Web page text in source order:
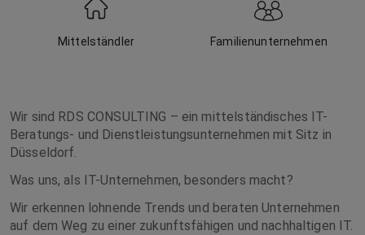
Mittelständler Familienunternehmen
Wir sind RDS CONSULTING – ein mittelständisches IT-
Beratungs- und Dienstleistungsunternehmen mit Sitz in
Düsseldorf.
Was uns, als IT-Unternehmen, besonders macht?
Wir erkennen lohnende Trends und beraten Unternehmen
auf dem Weg zu einer zukunftsfähigen und nachhaltigen IT.